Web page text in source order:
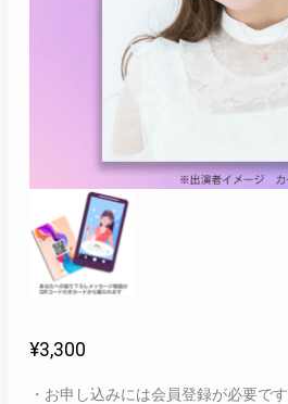
¥3,300
・お申し込みには会員登録が必要です